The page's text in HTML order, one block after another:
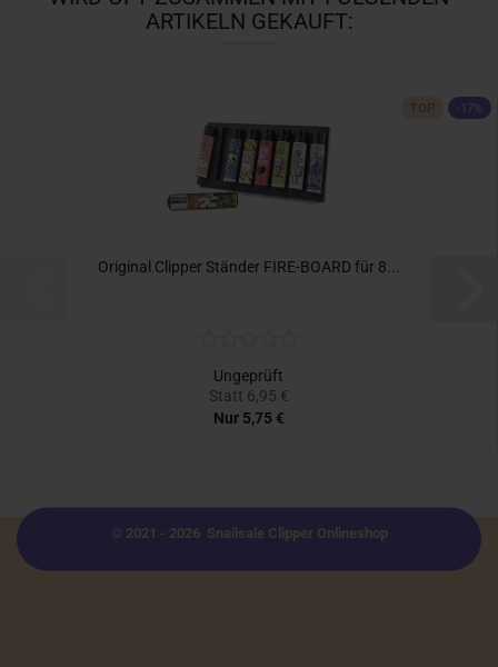
ARTIKELN GEKAUFT:
TOP -17%
Original Clipper Ständer FIRE-BOARD für 8...
Ungeprüft
Statt 6,95 €
Nur 5,75 €
© 2021 - 2026 Snailsale Clipper Onlineshop